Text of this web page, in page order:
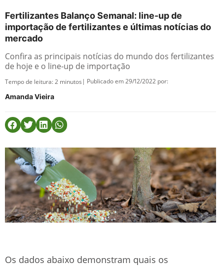
Fertilizantes Balanço Semanal: line-up de
importação de fertilizantes e últimas notícias do
mercado
Confira as principais notícias do mundo dos fertilizantes
de hoje e o line-up de importação
Tempo de leitura:2 minutos | Publicado em 29/12/2022 por:
Amanda Vieira
Os dados abaixo demonstram quais os